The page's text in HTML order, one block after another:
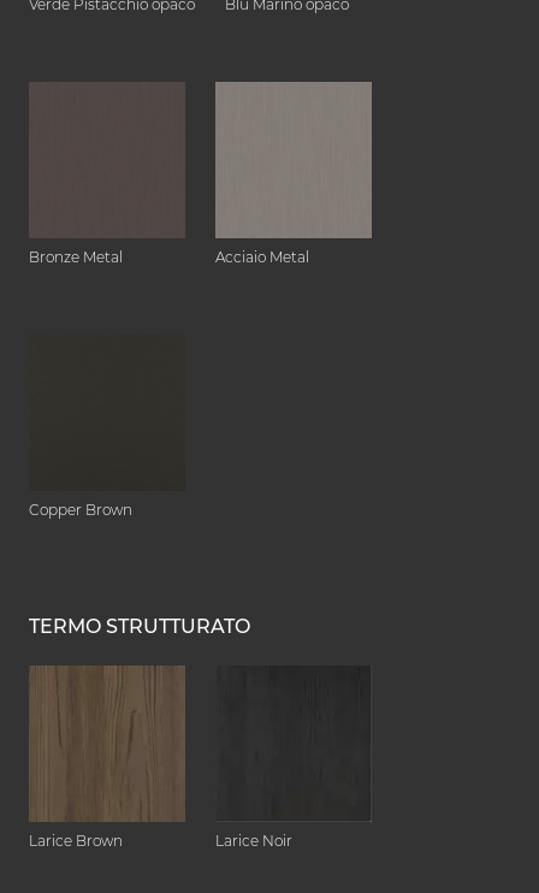
Verde Pistacchio opaco Blu Marino opaco
Bronze Metal Acciaio Metal
Copper Brown
TERMO STRUTTURATO
Larice Brown Larice Noir